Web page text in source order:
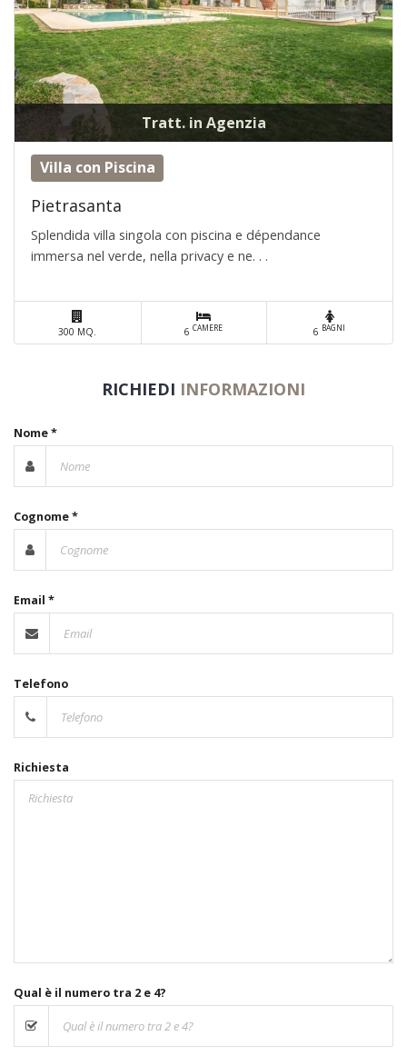
Tratt. in Agenzia
Villa con Piscina
Pietrasanta
Splendida villa singola con piscina e dépendance
immersa nel verde, nella privacy e ne. . .
300 MQ. 6CAMERE 6 BAGNI
RICHIEDI INFORMAZIONI
Nome *
Cognome *
Email *
Telefono
Richiesta
Qual è il numero tra 2 e 4?